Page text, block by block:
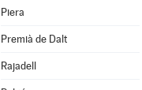
Piera
Premià de Dalt
Rajadell